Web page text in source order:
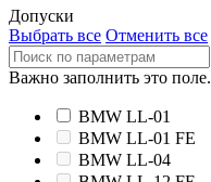
Допуски
Выбрать все Отменить все
Важно заполнить это поле.
BMW LL-01
BMW LL-01 FE
BMW LL-04